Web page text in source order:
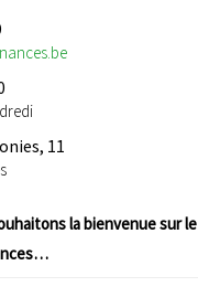
11
la bienvenue sur le